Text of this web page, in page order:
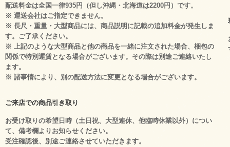
配送料金は全国一律935円（但し沖縄・北海道は2200円）です。
※ 運送会社はご指定できません。
※ 長尺・重量・大型商品には、商品説明に記載の追加料金が発生しま
す。ご了承ください。
※ 上記のような大型商品と他の商品を一緒に注文された場合、梱包の
関係で特別運賃となる場合がございます。その際は別途ご連絡いたし
ます。
※ 諸事情により、別の配送方法に変更となる場合がございます。
ご来店での商品引き取り
お受け取りの希望日時（土日祝、大型連休、他臨時休業以外）につい
て、備考欄よりお知らせください。
受注確認後、別途ご連絡させていただきます。